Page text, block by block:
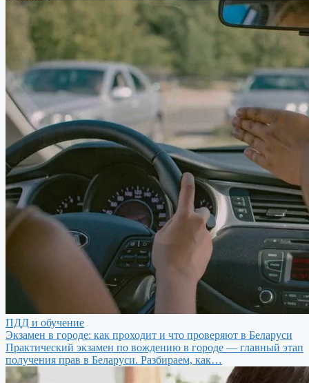
ПДД и обучение
Экзамен в городе: как проходит и что проверяют в Беларуси
Практический экзамен по вождению в городе — главный этап
получения прав в Беларуси. Разбираем, как…